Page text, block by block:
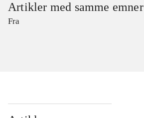
Artikler med samme emner
Fra